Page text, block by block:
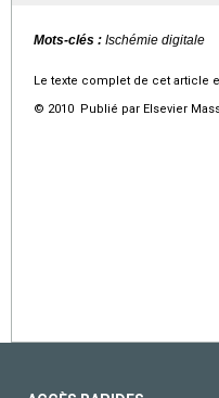
Mots-clés : Ischémie digitale
Le texte complet de cet article
© 2010 Publié par Elsevier